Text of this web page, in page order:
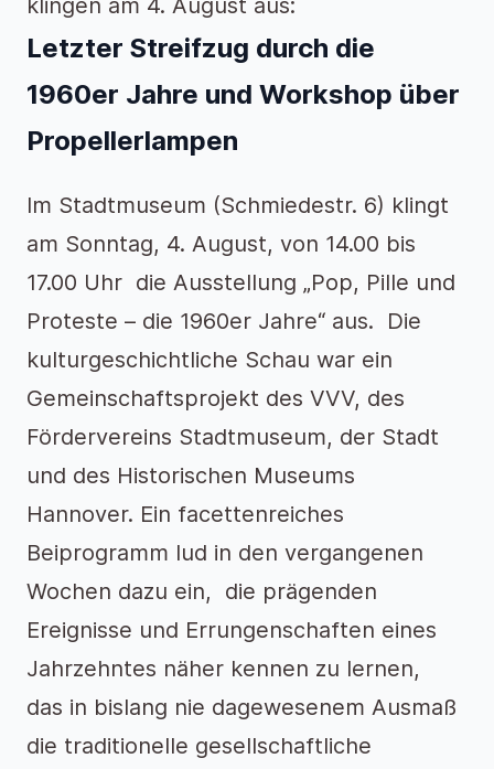
klingen am 4. August aus:
Letzter Streifzug durch die
1960er Jahre und Workshop über
Propellerlampen
Im Stadtmuseum (Schmiedestr. 6) klingt
am Sonntag, 4. August, von 14.00 bis
17.00 Uhr die Ausstellung „Pop, Pille und
Proteste – die 1960er Jahre“ aus. Die
kulturgeschichtliche Schau war ein
Gemeinschaftsprojekt des VVV, des
Fördervereins Stadtmuseum, der Stadt
und des Historischen Museums
Hannover. Ein facettenreiches
Beiprogramm lud in den vergangenen
Wochen dazu ein, die prägenden
Ereignisse und Errungenschaften eines
Jahrzehntes näher kennen zu lernen,
das in bislang nie dagewesenem Ausmaß
die traditionelle gesellschaftliche